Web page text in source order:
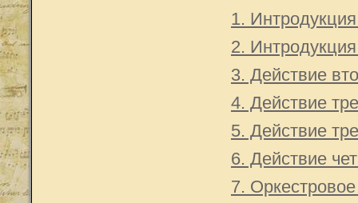
1.
2.
3. Действие
4. Действие
5. Действие
6. Действие
7.